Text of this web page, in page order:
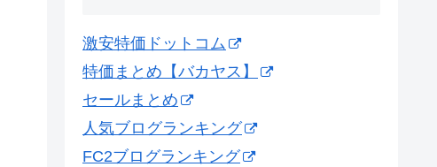
激安特価ドットコム
特価まとめ【バカヤス】
セールまとめ
人気ブログランキング
FC2ブログランキング